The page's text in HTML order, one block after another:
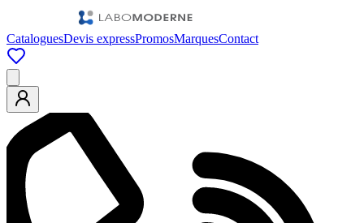
CataloguesDevis expressPromosMarquesContact